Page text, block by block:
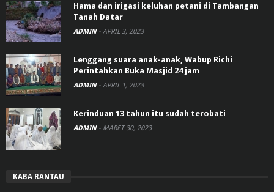
Hama dan irigasi keluhan petani di Tambangan
Tanah Datar
ADMIN - APRIL 3, 2023
Lenggang suara anak-anak, Wabup Richi
Perintahkan Buka Masjid 24 jam
ADMIN - APRIL 1, 2023
Kerinduan 13 tahun itu sudah terobati
ADMIN - MARET 30, 2023
KABA RANTAU